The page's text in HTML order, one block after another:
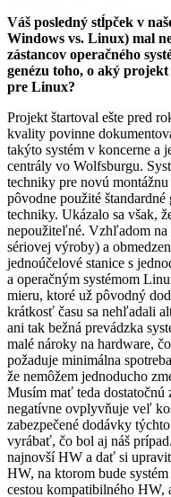
Váš posledný stĺpček v
Windows vs. Linux) mal
zástancov operačného
genézu toho, o aký
pre Linux?
Projekt štartoval ešte pred
kvality povinne
takýto systém v koncerne a
centrály vo Wolfsburgu.
techniky pre novú
pôvodne použité
techniky. Ukázalo sa však,
nepoužiteľné. Vzhľadom na
sériovej výroby) a
jednoúčelové stanice s
a operačným systémom
mieru, ktoré už pôvodný
krátkosť času sa nehľadali
ani tak bežná prevádzka
malé nároky na hardware,
požaduje minimálna
že nemôžem jednoducho
Musím mať teda dostatočnú
negatívne ovplyvňuje veľ
zabezpečené dodávky
vyrábať, čo bol aj náš
najnovší HW a dať si
HW, na ktorom bude
cestou kompatibilného HW,